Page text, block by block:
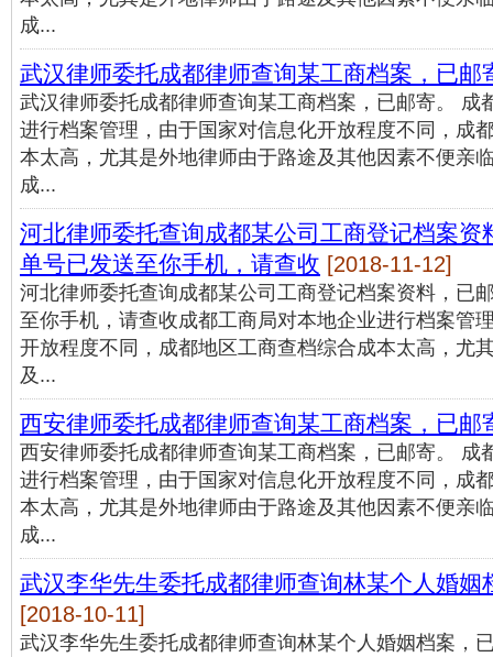
成...
武汉律师委托成都律师查询某工商档案，已
武汉律师委托成都律师查询某工商档案，已邮寄。 成
进行档案管理，由于国家对信息化开放程度不同，成
本太高，尤其是外地律师由于路途及其他因素不便亲
成...
河北律师委托查询成都某公司工商登记档案资
单号已发送至你手机，请查收 [2018-11-12]
河北律师委托查询成都某公司工商登记档案资料，已
至你手机，请查收成都工商局对本地企业进行档案管
开放程度不同，成都地区工商查档综合成本太高，尤
及...
西安律师委托成都律师查询某工商档案，已
西安律师委托成都律师查询某工商档案，已邮寄。 成
进行档案管理，由于国家对信息化开放程度不同，成
本太高，尤其是外地律师由于路途及其他因素不便亲
成...
武汉李华先生委托成都律师查询林某个人婚姻
[2018-10-11]
武汉李华先生委托成都律师查询林某个人婚姻档案，